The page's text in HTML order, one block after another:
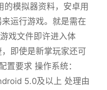
的模拟器资料，安卓用
运行游戏。就是需在
戏文件即许进入体
即使是新掌玩家还可
置要求 操作系统：
5.0及以上 处理由